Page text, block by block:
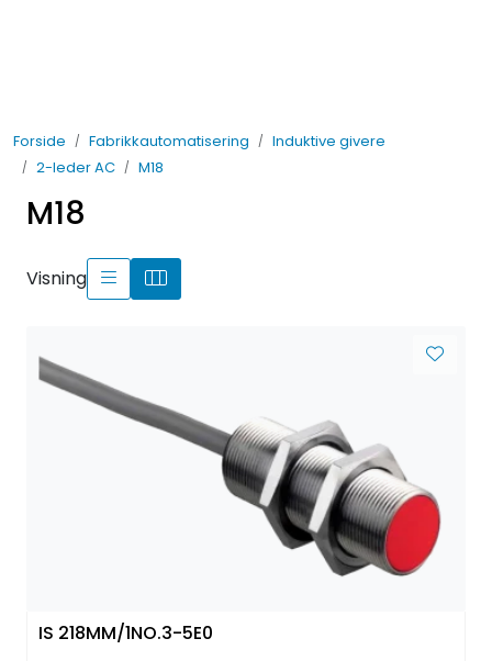
Forside Fabrikkautomatisering
Induktive givere
2-leder AC
M18
M18
Visning
IS 218MM/1NO.3-5E0
Fabrikkautomatisering
Prosessautomatisering
Kontakt oss
Bærekraft